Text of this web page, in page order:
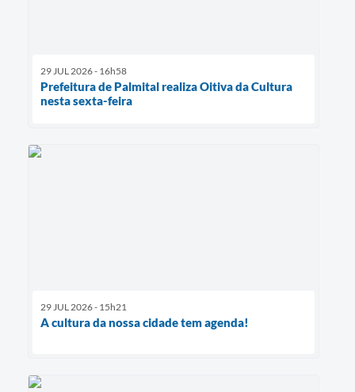
29 JUL 2026 - 16h58
Prefeitura de Palmital realiza Oitiva da Cultura
nesta sexta-feira
29 JUL 2026 - 15h21
A cultura da nossa cidade tem agenda!